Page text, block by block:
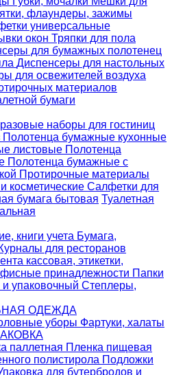
флаундеры, зажимы
универсальные
окон Тряпки для пола
для бумажных полотенец
Диспенсеры для настольных
для освежителей воздуха
материалов
бумаги
наборы для гостиниц
Полотенца бумажные кухонные
листовые Полотенца
Полотенца бумажные с
Протирочные материалы
косметические Салфетки для
бумага бытовая Туалетная
книги учета Бумага,
для ресторанов
кассовая, этикетки,
принадлежности Папки
и упаковочный Степлеры,
ОДЕЖДА
уборы Фартуки, халаты
паллетная Пленка пищевая
полистирола Подложки
для бутербродов и